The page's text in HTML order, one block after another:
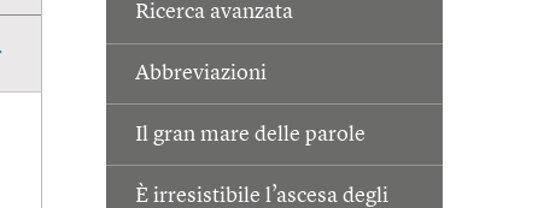
Ricerca avanzata
Abbreviazioni
Il gran mare delle parole
È irresistibile l’ascesa degli